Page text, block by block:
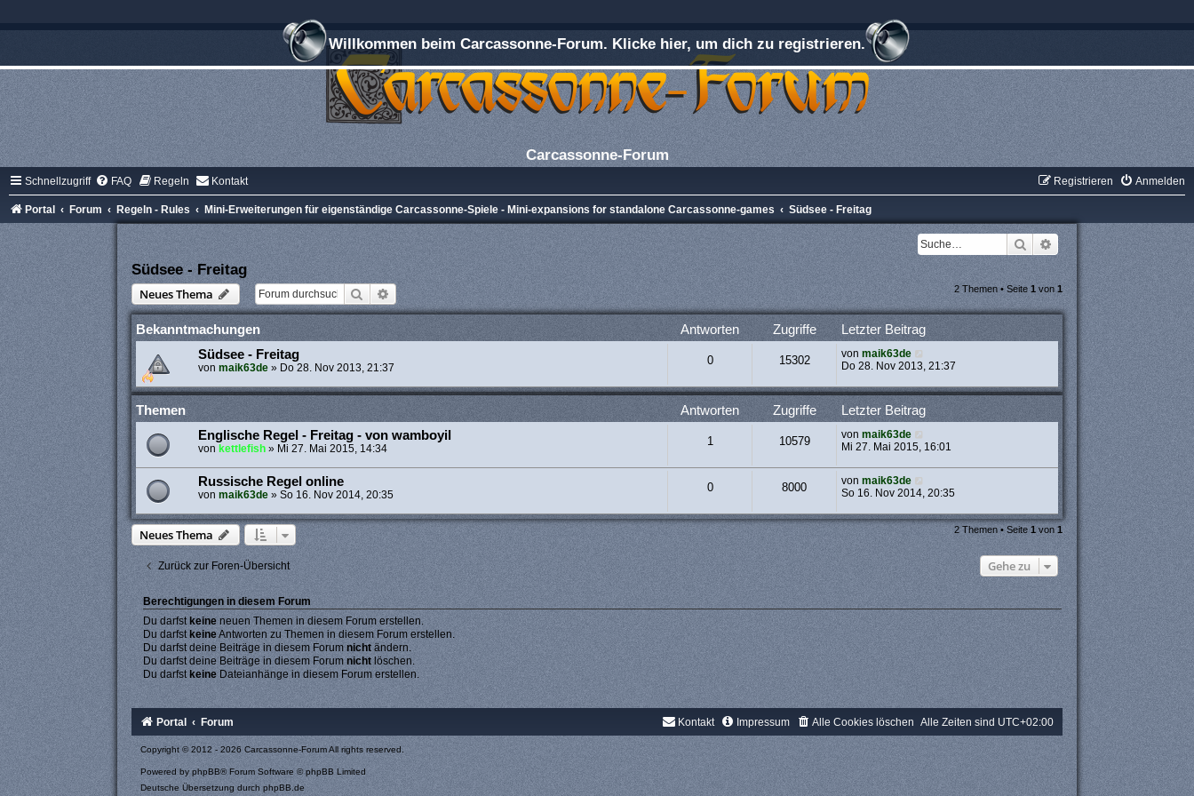
Willkommen beim Carcassonne-Forum. Klicke hier, um dich zu registrieren.
Carcassonne-Forum
Schnellzugriff FAQ Regeln Kontakt Anmelden
Registrieren
Portal Forum Regeln - Rules Mini-Erweiterungen für eigenständige Carcassonne-Spiele - Mini-expansions for standalone Carcassonne-games Südsee - Freitag
Suche
Erweiterte Suche
Südsee - Freitag
Neues Thema
Suche Erweiterte Suche 2 Themen • Seite1 von1
Bekanntmachungen Antworten Zugriffe Letzter Beitrag
Südsee - Freitag
von maik63de» Do 28. Nov 2013, 21:37
0 15302 vonmaik63de
Do 28. Nov 2013, 21:37
Themen Antworten Zugriffe Letzter Beitrag
Englische Regel - Freitag - von wamboyil
von kettlefish» Mi 27. Mai 2015, 14:34
1 10579 vonmaik63de
Mi 27. Mai 2015, 16:01
Russische Regel online
von maik63de» So 16. Nov 2014, 20:35
0 8000 vonmaik63de
So 16. Nov 2014, 20:35
Neues Thema 2 Themen • Seite1 von1
Zurück zur Foren-Übersicht Gehe zu
Berechtigungen in diesem Forum
Du darfst keineneuen Themen in diesem Forum erstellen.
Du darfstkeineAntworten zu Themen in diesem Forum erstellen.
Du darfst deine Beiträge in diesem Forumnichtändern.
Du darfst deine Beiträge in diesem Forum nichtlöschen.
Du darfstkeineDateianhänge in diesem Forum erstellen.
Portal Forum Alle Zeiten sind UTC+02:00
Alle Cookies löschen
Impressum
Kontakt
Copyright © 2012 - 2026 Carcassonne-Forum All rights reserved.
Powered by phpBB® Forum Software © phpBB Limited
Deutsche Übersetzung durch phpBB.de